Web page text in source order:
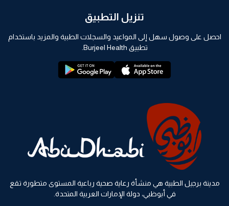
مدينة برجيل الطبية هي منشأة رعاية صحية رباعية المستوى متطورة تقع
في أبوظبي، دولة الإمارات العربية المتحدة.
تنزيل التطبيق
احصل على وصول سهل إلى المواعيد والسجلات الطبية والمزيد باستخدام
تطبيق Burjeel Health.
appstore:
playstore: